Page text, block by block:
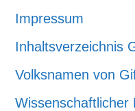
Impressum
Inhaltsverzeichnis
Volksnamen von
Wissenschaftlicher